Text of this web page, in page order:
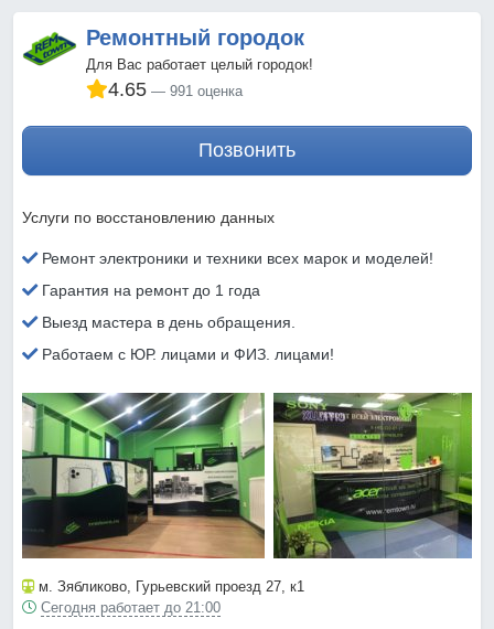
Ремонтный городок
Для Вас работает целый городок!
4.65 991 оценка
Позвонить
Услуги по восстановлению данных
Ремонт электроники и техники всех марок и моделей!
Гарантия на ремонт до 1 года
Выезд мастера в день обращения.
Работаем с ЮР. лицами и ФИЗ. лицами!
м. Зябликово, Гурьевский проезд 27, к1
Сегодня работает до 21:00